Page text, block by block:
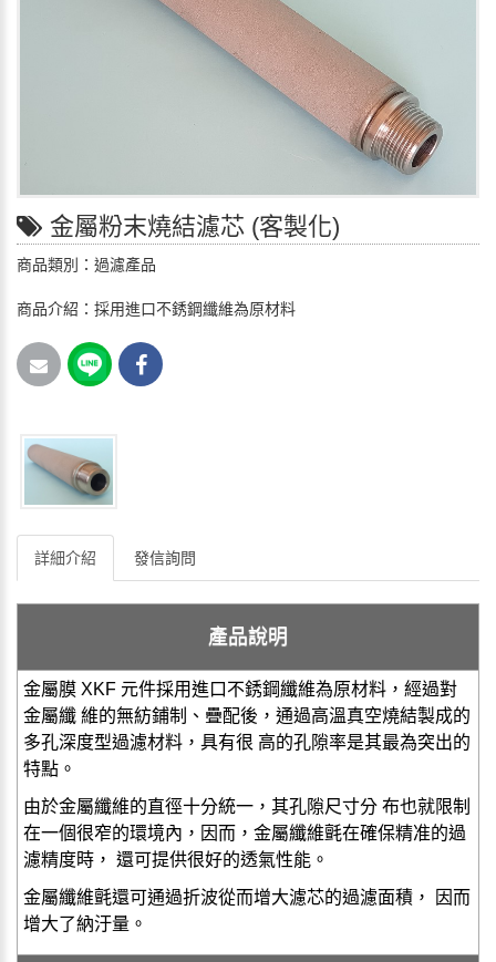
金屬粉末燒結濾芯 (客製化)
商品類別：過濾產品
商品介紹：採用進口不銹鋼纖維為原材料
詳細介紹 發信詢問
產品說明
金屬膜 XKF 元件採用進口不銹鋼纖維為原材料，經過對
金屬纖 維的無紡鋪制、疊配後，通過高溫真空燒結製成的
多孔深度型過濾材料，具有很 高的孔隙率是其最為突出的
特點。
由於金屬纖維的直徑十分統一，其孔隙尺寸分 布也就限制
在一個很窄的環境內，因而，金屬纖維氈在確保精准的過
濾精度時， 還可提供很好的透氣性能。
金屬纖維氈還可通過折波從而增大濾芯的過濾面積， 因而
增大了納汙量。